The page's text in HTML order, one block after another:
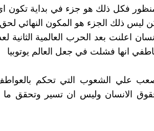
فكل ذلك هو جزء في بداية
ليس ذلك الجزء هو المكون النهائي
اعلنت بعد الحرب العالمية الثانية
انها فشلت في جعل العالم يوتوبيا
علي الشعوب التي تحكم
الانسان وليس ان تسير وتحقق